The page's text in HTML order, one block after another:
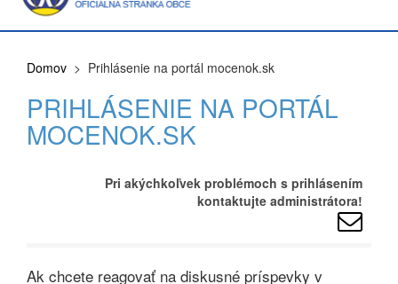
Domov > Prihlásenie na portál mocenok.sk
PRIHLÁSENIE NA PORTÁL
MOCENOK.SK
Pri akýchkoľvek problémoch s prihlásením
kontaktujte administrátora!
Ak chcete reagovať na diskusné príspevky v